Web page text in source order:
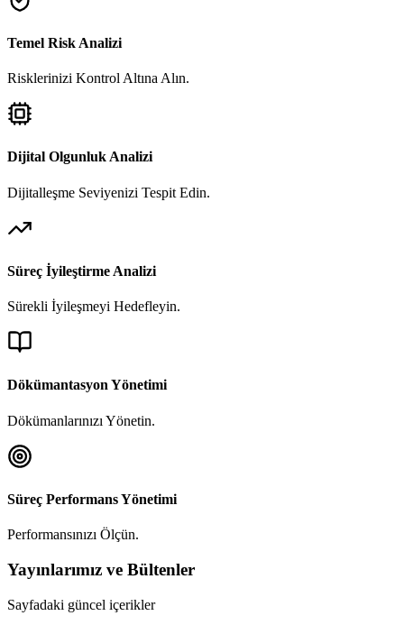
Temel Risk Analizi
Risklerinizi Kontrol Altına Alın.
Dijital Olgunluk Analizi
Dijitalleşme Seviyenizi Tespit Edin.
Süreç İyileştirme Analizi
Sürekli İyileşmeyi Hedefleyin.
Dökümantasyon Yönetimi
Dökümanlarınızı Yönetin.
Süreç Performans Yönetimi
Performansınızı Ölçün.
Yayınlarımız ve Bültenler
Sayfadaki güncel içerikler